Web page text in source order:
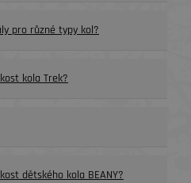
pro různé typy kol?
kola Trek?
dětského kola BEANY?